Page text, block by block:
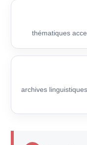
thématiques
archives